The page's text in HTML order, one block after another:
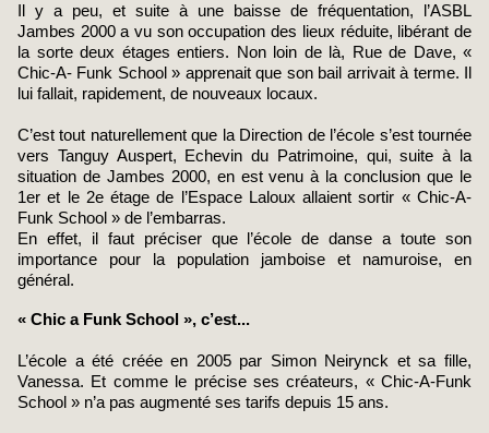
Il y a peu, et suite à une baisse de fréquentation, l’ASBL
Jambes 2000 a vu son occupation des lieux réduite, libérant de
la sorte deux étages entiers. Non loin de là, Rue de Dave, «
Chic-A- Funk School » apprenait que son bail arrivait à terme. Il
lui fallait, rapidement, de nouveaux locaux.
C’est tout naturellement que la Direction de l’école s’est tournée
vers Tanguy Auspert, Echevin du Patrimoine, qui, suite à la
situation de Jambes 2000, en est venu à la conclusion que le
1er et le 2e étage de l’Espace Laloux allaient sortir « Chic-A-
Funk School » de l’embarras.
En effet, il faut préciser que l’école de danse a toute son
importance pour la population jamboise et namuroise, en
général.
« Chic a Funk School », c’est...
L’école a été créée en 2005 par Simon Neirynck et sa fille,
Vanessa. Et comme le précise ses créateurs, « Chic-A-Funk
School » n’a pas augmenté ses tarifs depuis 15 ans.